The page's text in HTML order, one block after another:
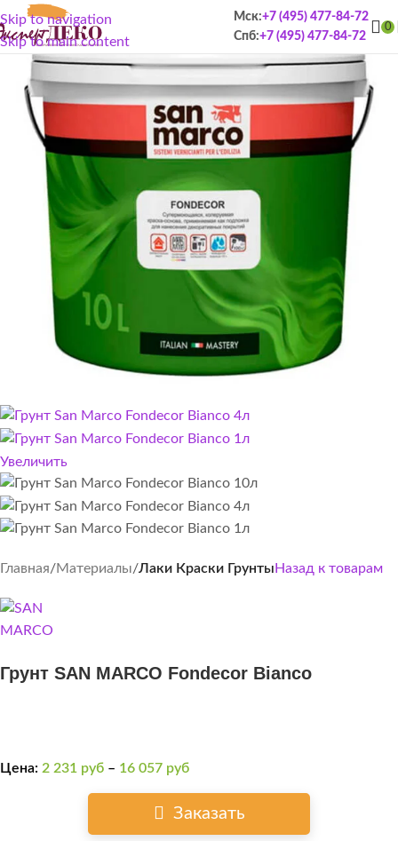
Skip to navigation
Skip to main content
Мск:+7 (495) 477-84-72
Спб:+7 (495) 477-84-72
0
Увеличить
Главная Материалы Лаки Краски Грунты Назад к товарам
Грунт SAN MARCO Fondecor Bianco
Цена: 2 231 руб – 16 057 руб
Заказать